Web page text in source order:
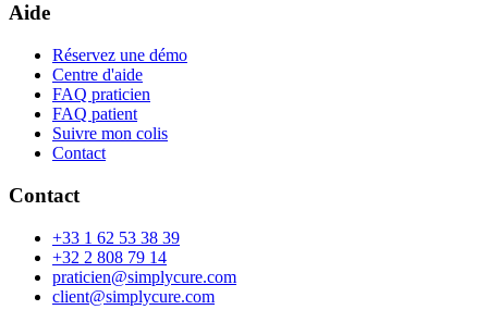
Aide
Réservez une démo
Centre d'aide
FAQ praticien
FAQ patient
Suivre mon colis
Contact
Contact
+33 1 62 53 38 39
+32 2 808 79 14
praticien@simplycure.com
client@simplycure.com